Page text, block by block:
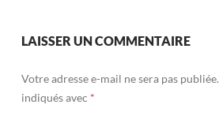
LAISSER UN COMMENTAIRE
Votre adresse e-mail ne sera pas publiée.
indiqués avec *